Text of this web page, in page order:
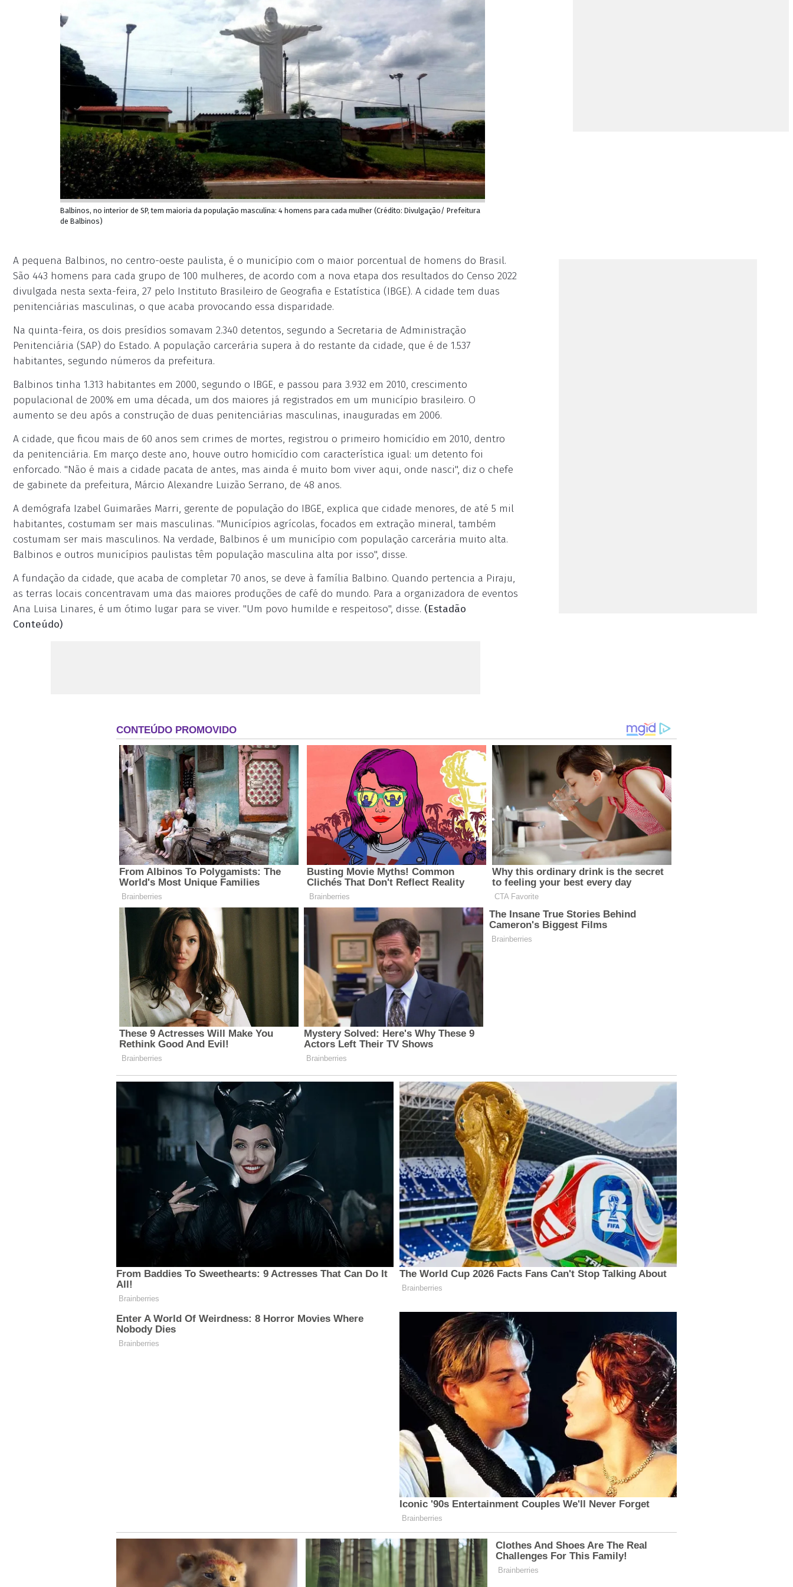
Balbinos, no interior de SP, tem maioria da população masculina: 4 homens para cada mulher (Crédito: Divulgação/ Prefeitura
de Balbinos)
A pequena Balbinos, no centro-oeste paulista, é o município com o maior porcentual de homens do Brasil.
São 443 homens para cada grupo de 100 mulheres, de acordo com a nova etapa dos resultados do Censo 2022
divulgada nesta sexta-feira, 27 pelo Instituto Brasileiro de Geografia e Estatística (IBGE). A cidade tem duas
penitenciárias masculinas, o que acaba provocando essa disparidade.
Na quinta-feira, os dois presídios somavam 2.340 detentos, segundo a Secretaria de Administração
Penitenciária (SAP) do Estado. A população carcerária supera à do restante da cidade, que é de 1.537
habitantes, segundo números da prefeitura.
Balbinos tinha 1.313 habitantes em 2000, segundo o IBGE, e passou para 3.932 em 2010, crescimento
populacional de 200% em uma década, um dos maiores já registrados em um município brasileiro. O
aumento se deu após a construção de duas penitenciárias masculinas, inauguradas em 2006.
A cidade, que ficou mais de 60 anos sem crimes de mortes, registrou o primeiro homicídio em 2010, dentro
da penitenciária. Em março deste ano, houve outro homicídio com característica igual: um detento foi
enforcado. "Não é mais a cidade pacata de antes, mas ainda é muito bom viver aqui, onde nasci", diz o chefe
de gabinete da prefeitura, Márcio Alexandre Luizão Serrano, de 48 anos.
A demógrafa Izabel Guimarães Marri, gerente de população do IBGE, explica que cidade menores, de até 5 mil
habitantes, costumam ser mais masculinas. "Municípios agrícolas, focados em extração mineral, também
costumam ser mais masculinos. Na verdade, Balbinos é um município com população carcerária muito alta.
Balbinos e outros municípios paulistas têm população masculina alta por isso", disse.
A fundação da cidade, que acaba de completar 70 anos, se deve à família Balbino. Quando pertencia a Piraju,
as terras locais concentravam uma das maiores produções de café do mundo. Para a organizadora de eventos
Ana Luisa Linares, é um ótimo lugar para se viver. "Um povo humilde e respeitoso", disse. (Estadão
Conteúdo)